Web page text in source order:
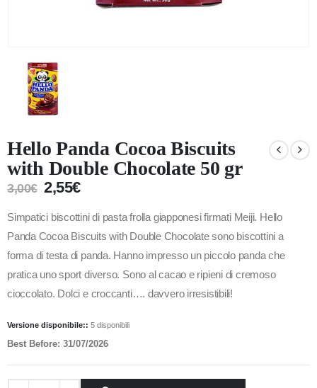
AREE
Hello Panda Cocoa Biscuits
with Double Chocolate 50 gr
3,00€ 2,55€
Simpatici biscottini di pasta frolla giapponesi firmati Meiji. Hello
Panda Cocoa Biscuits with Double Chocolate sono biscottini a
forma di testa di panda. Hanno impresso un piccolo panda che
pratica uno sport diverso. Sono al cacao e ripieni di cremoso
cioccolato. Dolci e croccanti…. davvero irresistibili!
Versione disponibile:: 5 disponibili
Best Before: 31/07/2026